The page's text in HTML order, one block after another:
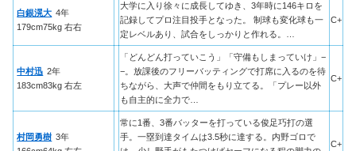
白銀滉大 4年
179cm75kg 右右
大学に入り徐々に成長してゆき、3年時に146キロを
記録してプロ注目投手となった。 制球も変化球も一
定レベルあり、試合をしっかりと作れる。…
C+
中村迅 2年
183cm83kg 右左
「どんどん打っていこう」「守備もしまっていけ」−
−。放課後のフリーバッティングで打席に入るのを待
ちながら、大声で仲間をもり立てる。「プレー以外
も自主的に全力で…
C+
村岡勇樹 3年
常に1番、3番バッターを打っている俊足巧打の選
手。一塁到達タイムは3.5秒に達する。内野ゴロで
C+